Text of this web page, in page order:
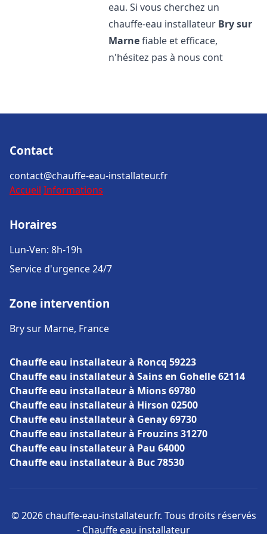
eau. Si vous cherchez un
chauffe-eau installateur Bry sur
Marnefiable et efficace,
n'hésitez pas à nous cont
Contact
contact@chauffe-eau-installateur.fr
Accueil Informations
Horaires
Lun-Ven: 8h-19h
Service d'urgence 24/7
Zone intervention
Bry sur Marne, France
Chauffe eau installateur à Roncq 59223
Chauffe eau installateur à Sains en Gohelle 62114
Chauffe eau installateur à Mions 69780
Chauffe eau installateur à Hirson 02500
Chauffe eau installateur à Genay 69730
Chauffe eau installateur à Frouzins 31270
Chauffe eau installateur à Pau 64000
Chauffe eau installateur à Buc 78530
© 2026 chauffe-eau-installateur.fr. Tous droits réservés
- Chauffe eau installateur